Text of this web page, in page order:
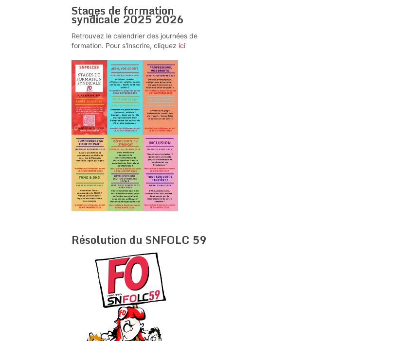
Stages de formation
syndicale 2025 2026
Retrouvez le calendrier des journées de
formation. Pour s'inscrire, cliquez ici
Résolution du SNFOLC 59